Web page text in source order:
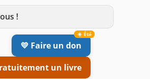
!
💛 Faire un don
un livre